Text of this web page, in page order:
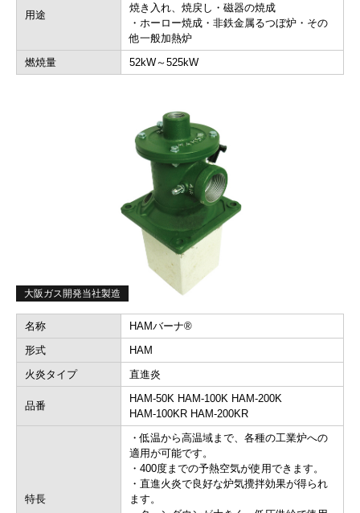
用途
焼き入れ、焼戻し・磁器の焼成
・ホーロー焼成・非鉄金属るつぼ炉・その
他一般加熱炉
燃焼量
52kW～525kW
大阪ガス開発当社製造
名称
HAMバーナ®
形式
HAM
火炎タイプ
直進炎
品番
HAM-50K HAM-100K HAM-200K
HAM-100KR HAM-200KR
特長
・低温から高温域まで、各種の工業炉への
適用が可能です。
・400度までの予熱空気が使用できます。
・直進火炎で良好な炉気攪拌効果が得られ
ます。